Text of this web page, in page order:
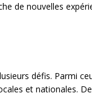
de nouvelles
défis. Parmi
et nationales.